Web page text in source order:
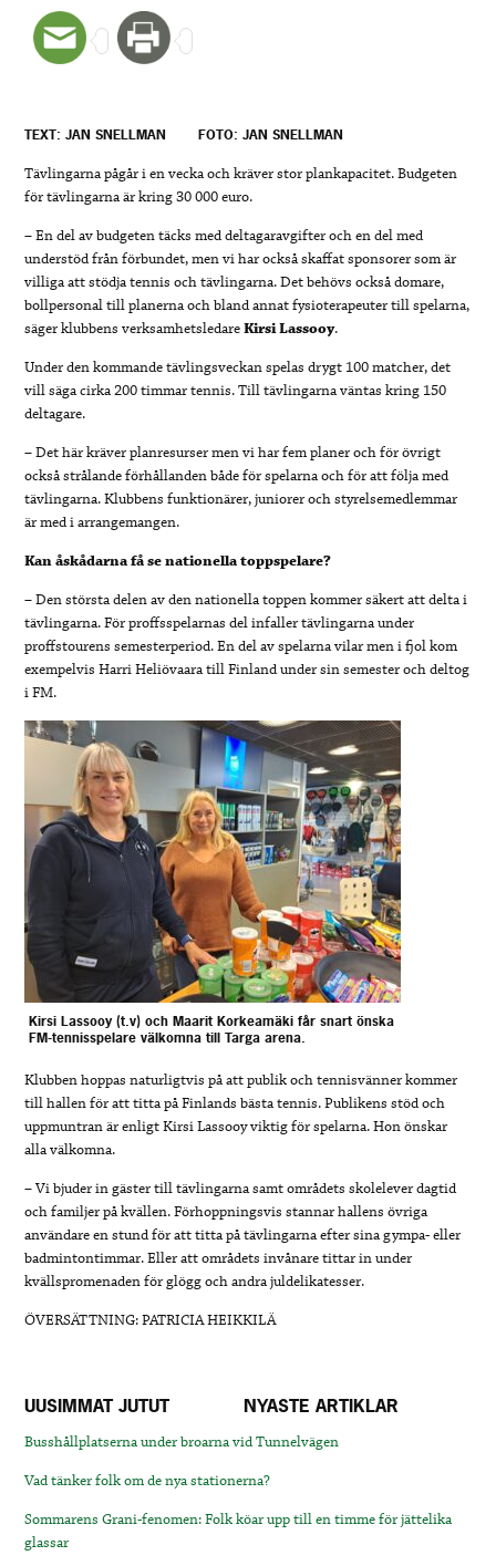
TEXT: JAN SNELLMAN FOTO: JAN SNELLMAN
Tävlingarna pågår i en vecka och kräver stor plankapacitet. Budgeten
för tävlingarna är kring 30 000 euro.
– En del av budgeten täcks med deltagaravgifter och en del med
understöd från förbundet, men vi har också skaffat sponsorer som är
villiga att stödja tennis och tävlingarna. Det behövs också domare,
bollpersonal till planerna och bland annat fysioterapeuter till spelarna,
säger klubbens verksamhetsledareKirsi Lassooy.
Under den kommande tävlingsveckan spelas drygt 100 matcher, det
vill säga cirka 200 timmar tennis. Till tävlingarna väntas kring 150
deltagare.
– Det här kräver planresurser men vi har fem planer och för övrigt
också strålande förhållanden både för spelarna och för att följa med
tävlingarna. Klubbens funktionärer, juniorer och styrelsemedlemmar
är med i arrangemangen.
Kan åskådarna få se nationella toppspelare?
– Den största delen av den nationella toppen kommer säkert att delta i
tävlingarna. För proffsspelarnas del infaller tävlingarna under
proffstourens semesterperiod. En del av spelarna vilar men i fjol kom
exempelvis Harri Heliövaara till Finland under sin semester och deltog
i FM.
Kirsi Lassooy (t.v) och Maarit Korkeamäki får snart önska
FM-tennisspelare välkomna till Targa arena.
Klubben hoppas naturligtvis på att publik och tennisvänner kommer
till hallen för att titta på Finlands bästa tennis. Publikens stöd och
uppmuntran är enligt Kirsi Lassooy viktig för spelarna. Hon önskar
alla välkomna.
– Vi bjuder in gäster till tävlingarna samt områdets skolelever dagtid
och familjer på kvällen. Förhoppningsvis stannar hallens övriga
användare en stund för att titta på tävlingarna efter sina gympa- eller
badmintontimmar. Eller att områdets invånare tittar in under
kvällspromenaden för glögg och andra juldelikatesser.
ÖVERSÄTTNING: PATRICIA HEIKKILÄ
UUSIMMAT JUTUT NYASTE ARTIKLAR
Busshållplatserna under broarna vid Tunnelvägen
Vad tänker folk om de nya stationerna?
Sommarens Grani-fenomen: Folk köar upp till en timme för jättelika
glassar